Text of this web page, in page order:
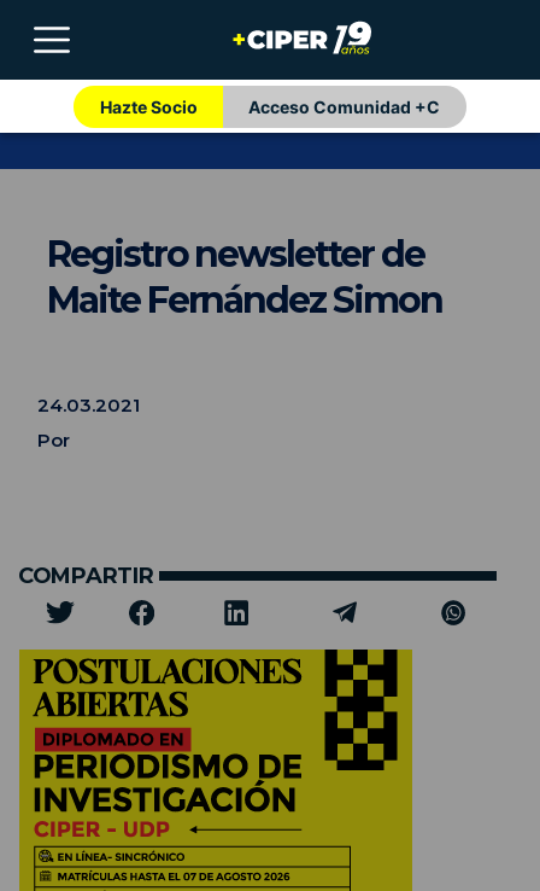
Hazte Socio Acceso Comunidad +C
Registro newsletter de
Maite Fernández Simon
24.03.2021
Por
COMPARTIR